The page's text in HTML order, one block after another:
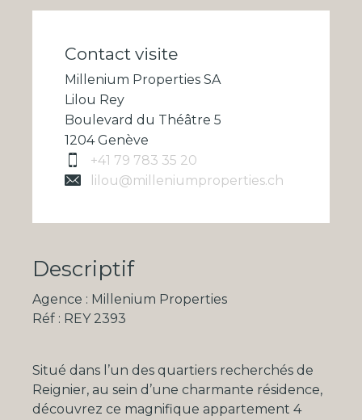
Contact visite
Millenium Properties SA
Lilou Rey
Boulevard du Théâtre 5
1204 Genève
+41 79 783 35 20
lilou@milleniumproperties.ch
Descriptif
Agence : Millenium Properties
Réf : REY 2393
Situé dans l’un des quartiers recherchés de
Reignier, au sein d’une charmante résidence,
découvrez ce magnifique appartement 4